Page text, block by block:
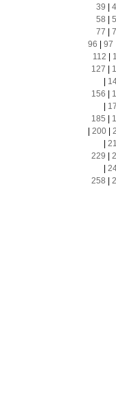
39
58
77
96
97
112
127
156
185
200|
229
258